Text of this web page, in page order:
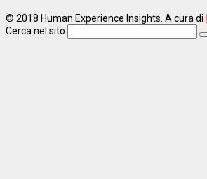
© 2018 Human Experience Insights. A cura di
Cerca nel sito